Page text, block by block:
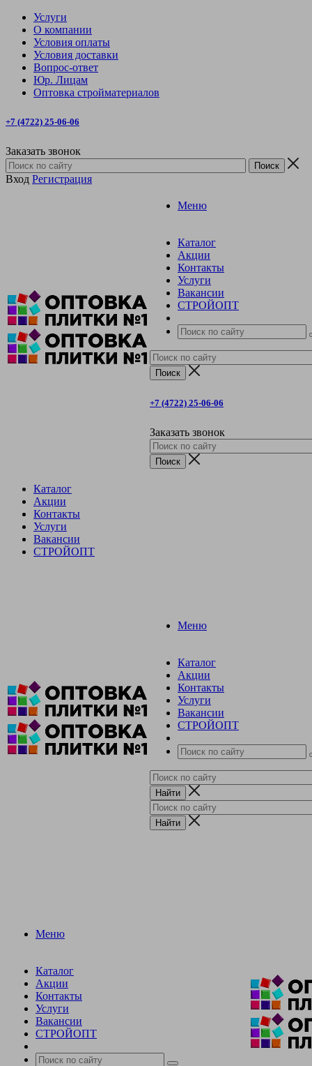
Услуги
О компании
Условия оплаты
Условия доставки
Вопрос-ответ
Юр. Лицам
Оптовка стройматериалов
+7 (4722) 25-06-06
Заказать звонок
Вход Регистрация
Меню
Каталог
Акции
Контакты
Услуги
Вакансии
СТРОЙОПТ
+7 (4722) 25-06-06
Заказать звонок
Каталог
Акции
Контакты
Услуги
Вакансии
СТРОЙОПТ
Меню
Каталог
Акции
Контакты
Услуги
Вакансии
СТРОЙОПТ
Меню
Каталог
Акции
Контакты
Услуги
Вакансии
СТРОЙОПТ